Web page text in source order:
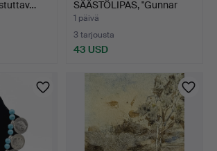
SÄÄSTÖLIPAS, "Gunnar
Sträng",…
1 päivä
3 tarjousta
43 USD